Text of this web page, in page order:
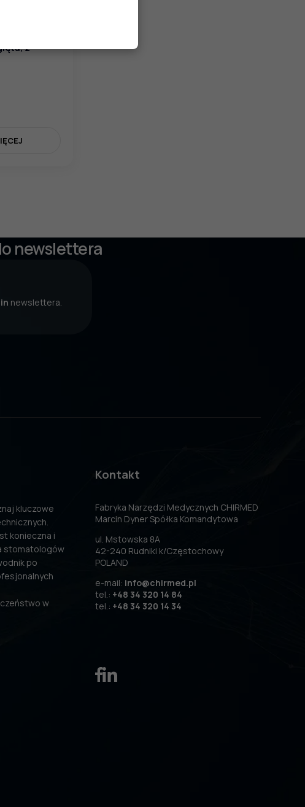
z
newslettera
newslettera.
kluczowe
konieczna i
stomatologów
po
w
Kontakt
Fabryka Narzędzi Medycznych CHIRMED
Marcin Dyner Spółka Komandytowa
ul. Mstowska 8A
42-240 Rudniki k/Częstochowy
POLAND
e-mail: info@chirmed.pl
tel.: +48 34 320 14 84
tel.: +48 34 320 14 34